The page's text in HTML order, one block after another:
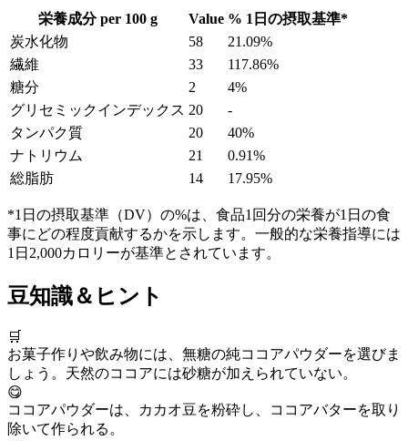
栄養成分 per 100 g Value % 1日の摂取基準*
炭水化物
58
21.09%
繊維
33
117.86%
糖分
2
4%
グリセミックインデックス 20
-
タンパク質
20
40%
ナトリウム
21
0.91%
総脂肪
14 17.95%
*1日の摂取基準（DV）の%は、食品1回分の栄養が1日の食
事にどの程度貢献するかを示します。一般的な栄養指導には
1日2,000カロリーが基準とされています。
豆知識＆ヒント
🛒
お菓子作りや飲み物には、無糖の純ココアパウダーを選びま
しょう。天然のココアには砂糖が加えられていない。
😋
ココアパウダーは、カカオ豆を粉砕し、ココアバターを取り
除いて作られる。